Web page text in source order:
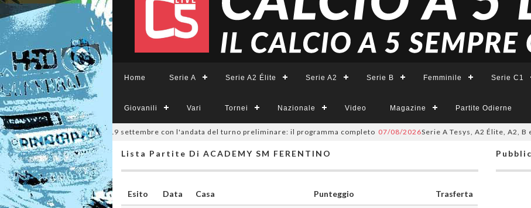
Home Serie A Serie A2 Élite Serie A2 Serie B Femminile Serie C1
Giovanili Vari Tornei Nazionale Video Magazine Partite Odierne
Divisione, si parte il 19 settembre con l'andata del turno preliminare: il programma completo 07/08/2026Serie A Tesys, A2 Élite, A2, B e B
Lista Partite Di ACADEMY SM FERENTINO
Esito Data Casa Punteggio
Trasferta